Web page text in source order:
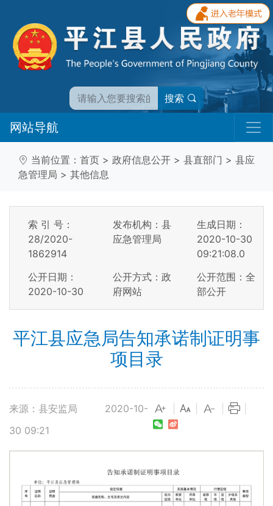
搜索
网站导航
当前位置： 首页 > 政府信息公开 > 县直部门 > 县应
急管理局 > 其他信息
索 引 号：
28/2020-
1862914
发布机构：县
应急管理局
生成日期：
2020-10-30
09:21:08.0
公开日期：
2020-10-30
公开方式：政
府网站
公开范围：全
部公开
平江县应急局告知承诺制证明事
项目录
来源：县安监局
2020-10-
30 09:21